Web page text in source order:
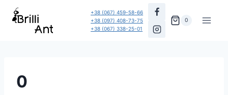
Перейти
+38 (067) 459-58-66
+38 (097) 408-73-75
+38 (067) 338-25-01
0
0